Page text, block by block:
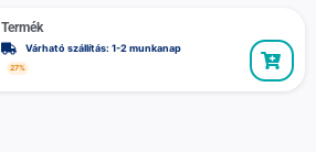
Termék
Várható szállítás: 1-2 munkanap
27%